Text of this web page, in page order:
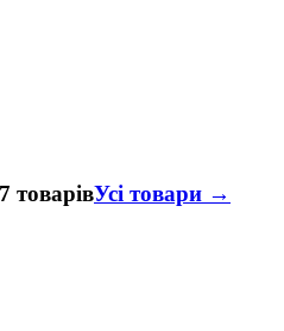
товарівУсі товари →